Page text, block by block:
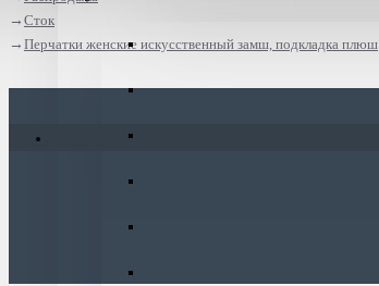
Сток
Перчатки женские искусственный замш, подкладка плюш